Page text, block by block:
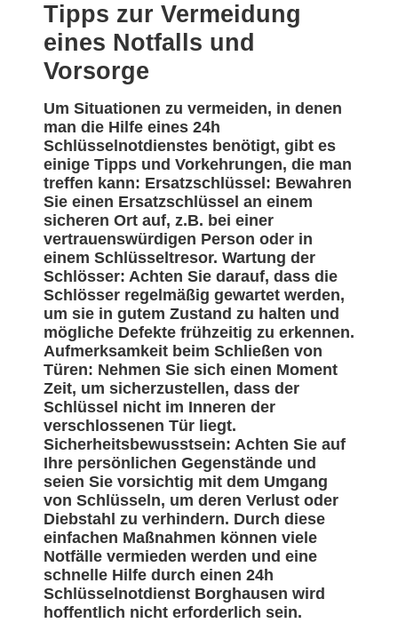
Tipps zur Vermeidung
eines Notfalls und
Vorsorge
Um Situationen zu vermeiden, in denen
man die Hilfe eines 24h
Schlüsselnotdienstes benötigt, gibt es
einige Tipps und Vorkehrungen, die man
treffen kann: Ersatzschlüssel: Bewahren
Sie einen Ersatzschlüssel an einem
sicheren Ort auf, z.B. bei einer
vertrauenswürdigen Person oder in
einem Schlüsseltresor. Wartung der
Schlösser: Achten Sie darauf, dass die
Schlösser regelmäßig gewartet werden,
um sie in gutem Zustand zu halten und
mögliche Defekte frühzeitig zu erkennen.
Aufmerksamkeit beim Schließen von
Türen: Nehmen Sie sich einen Moment
Zeit, um sicherzustellen, dass der
Schlüssel nicht im Inneren der
verschlossenen Tür liegt.
Sicherheitsbewusstsein: Achten Sie auf
Ihre persönlichen Gegenstände und
seien Sie vorsichtig mit dem Umgang
von Schlüsseln, um deren Verlust oder
Diebstahl zu verhindern. Durch diese
einfachen Maßnahmen können viele
Notfälle vermieden werden und eine
schnelle Hilfe durch einen 24h
Schlüsselnotdienst Borghausen wird
hoffentlich nicht erforderlich sein.